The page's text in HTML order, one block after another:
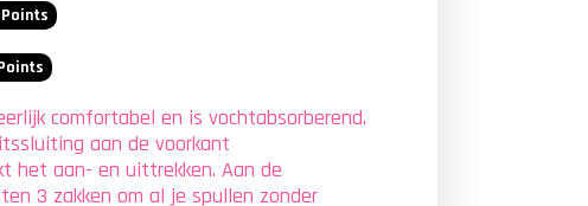
comfortabel en is vochtabsorberend.
aan de voorkant
het aan- en uittrekken. Aan de
3 zakken om al je spullen zonder